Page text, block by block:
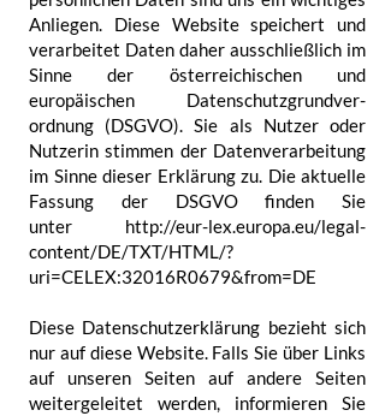
Anliegen. Diese Website speichert und
verarbeitet Daten daher ausschließlich im
Sinne der österreichischen und
europäischen Daten­schutz­grund­ver­
ordnung (DSGVO). Sie als Nutzer oder
Nutzerin stimmen der Daten­ver­arbeitung
im Sinne dieser Erklärung zu. Die aktuelle
Fassung der DSGVO finden Sie
unter http://eur-lex.europa.eu/legal-
content/DE/TXT/HTML/?
uri=CELEX:32016R0679&from=DE
Diese Daten­schutz­erklärung bezieht sich
nur auf diese Website. Falls Sie über Links
auf unseren Seiten auf andere Seiten
weiter­geleitet werden, informieren Sie